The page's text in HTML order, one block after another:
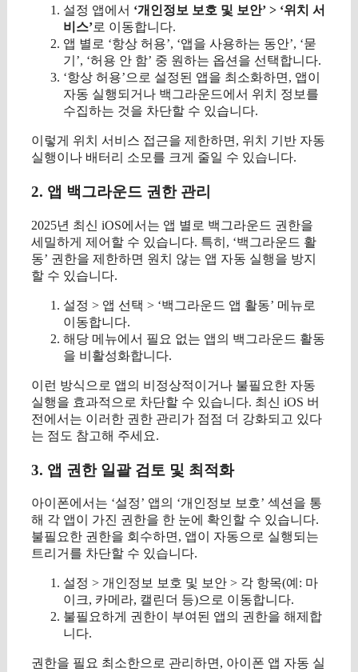
설정 앱에서 ‘개인정보 보호 및 보안’ > ‘위치 서
비스’로 이동합니다.
앱 별로 ‘항상 허용’, ‘앱을 사용하는 동안’, ‘묻
기’, ‘허용 안 함’ 중 원하는 옵션을 선택합니다.
‘항상 허용’으로 설정된 앱을 최소화하면, 앱이
자동 실행되거나 백그라운드에서 위치 정보를
수집하는 것을 차단할 수 있습니다.
이렇게 위치 서비스 접근을 제한하면, 위치 기반 자동
실행이나 배터리 소모를 크게 줄일 수 있습니다.
2. 앱 백그라운드 권한 관리
2025년 최신 iOS에서는 앱 별로 백그라운드 권한을
세밀하게 제어할 수 있습니다. 특히, ‘백그라운드 활
동’ 권한을 제한하면 원치 않는 앱 자동 실행을 방지
할 수 있습니다.
설정 > 앱 선택 > ‘백그라운드 앱 활동’ 메뉴로
이동합니다.
해당 메뉴에서 필요 없는 앱의 백그라운드 활동
을 비활성화합니다.
이런 방식으로 앱의 비정상적이거나 불필요한 자동
실행을 효과적으로 차단할 수 있습니다. 최신 iOS 버
전에서는 이러한 권한 관리가 점점 더 강화되고 있다
는 점도 참고해 주세요.
3. 앱 권한 일괄 검토 및 최적화
아이폰에서는 ‘설정’ 앱의 ‘개인정보 보호’ 섹션을 통
해 각 앱이 가진 권한을 한 눈에 확인할 수 있습니다.
불필요한 권한을 회수하면, 앱이 자동으로 실행되는
트리거를 차단할 수 있습니다.
설정 > 개인정보 보호 및 보안 > 각 항목(예: 마
이크, 카메라, 캘린더 등)으로 이동합니다.
불필요하게 권한이 부여된 앱의 권한을 해제합
니다.
권한을 필요 최소한으로 관리하면, 아이폰 앱 자동 실